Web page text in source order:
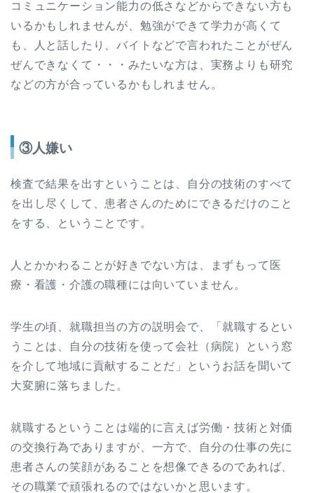
コミュニケーション能力の低さなどからできない方も
いるかもしれませんが、勉強ができて学力が高くて
も、人と話したり、バイトなどで言われたことがぜん
ぜんできなくて・・・みたいな方は、実務よりも研究
などの方が合っているかもしれません。
③人嫌い
検査で結果を出すということは、自分の技術のすべて
を出し尽くして、患者さんのためにできるだけのこと
をする、ということです。
人とかかわることが好きでない方は、まずもって医
療・看護・介護の職種には向いていません。
学生の頃、就職担当の方の説明会で、「就職するとい
うことは、自分の技術を使って会社（病院）という窓
を介して地域に貢献することだ」というお話を聞いて
大変腑に落ちました。
就職するということは端的に言えば労働・技術と対価
の交換行為でありますが、一方で、自分の仕事の先に
患者さんの笑顔があることを想像できるのであれば、
その職業で頑張れるのではないかと思います。